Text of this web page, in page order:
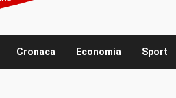
Cronaca Economia Sport